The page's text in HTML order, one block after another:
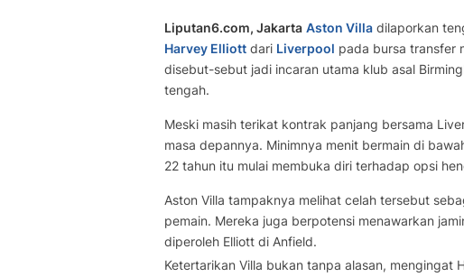
Liputan6.com, Jakarta Aston Villa dilaporkan
Harvey Elliott dari Liverpool pada bursa transfer
disebut-sebut jadi incaran utama klub asal
tengah.
Meski masih terikat kontrak panjang bersama
masa depannya. Minimnya menit bermain di
22 tahun itu mulai membuka diri terhadap opsi
Aston Villa tampaknya melihat celah tersebut
pemain. Mereka juga berpotensi menawarkan
diperoleh Elliott di Anfield.
Ketertarikan Villa bukan tanpa alasan, mengingat